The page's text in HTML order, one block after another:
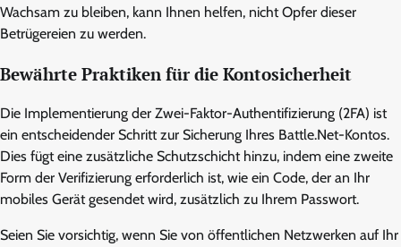
Wachsam zu bleiben, kann Ihnen helfen, nicht Opfer dieser
Betrügereien zu werden.
Bewährte Praktiken für die Kontosicherheit
Die Implementierung der Zwei-Faktor-Authentifizierung (2FA) ist
ein entscheidender Schritt zur Sicherung Ihres Battle.Net-Kontos.
Dies fügt eine zusätzliche Schutzschicht hinzu, indem eine zweite
Form der Verifizierung erforderlich ist, wie ein Code, der an Ihr
mobiles Gerät gesendet wird, zusätzlich zu Ihrem Passwort.
Seien Sie vorsichtig, wenn Sie von öffentlichen Netzwerken auf Ihr